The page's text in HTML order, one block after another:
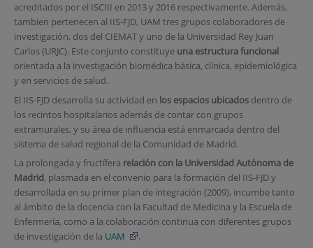
acreditados por el ISCIII en 2013 y 2016 respectivamente. Además,
tambien pertenecen al IIS-FJD, UAM tres grupos colaboradores de
investigación, dos del CIEMAT y uno de la Universidad Rey Juan
Carlos (URJC). Este conjunto constituye una estructura funcional
orientada a la investigación biomédica básica, clínica, epidemiológica
y en servicios de salud.
El IIS-FJD desarrolla su actividad en los espacios ubicadosdentro de
los recintos hospitalarios además de contar con grupos
extramurales, y su área de influencia está enmarcada dentro del
sistema de salud regional de la Comunidad de Madrid.
La prolongada y fructífera relación con la Universidad Autónoma de
Madrid, plasmada en el convenio para la formación del IIS-FJD y
desarrollada en su primer plan de integración (2009), incumbe tanto
al ámbito de la docencia con la Facultad de Medicina y la Escuela de
Enfermería, como a la colaboración continua con diferentes grupos
de investigación de la UAM
.